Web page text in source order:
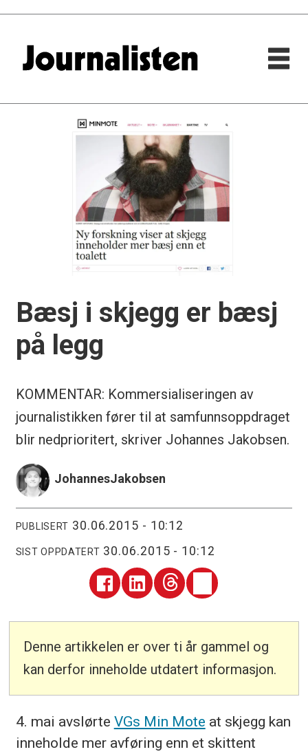
Bæsj i skjegg er bæsj
på legg
KOMMENTAR: Kommersialiseringen av
journalistikken fører til at samfunnsoppdraget
blir nedprioritert, skriver Johannes Jakobsen.
JohannesJakobsen
PUBLISERT 30.06.2015 - 10:12
SIST OPPDATERT 30.06.2015 - 10:12
Denne artikkelen er over ti år gammel og
kan derfor inneholde utdatert informasjon.
4. mai avslørte VGs Min Mote at skjegg kan
inneholde mer avføring enn et skittent